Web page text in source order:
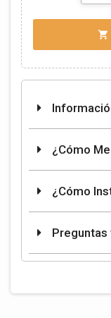

¿Cómo
¿Cómo
Preguntas